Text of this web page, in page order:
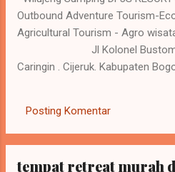
Outbound Adventure Tourism-
Agricultural Tourism - Agro
Jl Kolonel Bustomi .
Caringin . Cijeruk. Kabupaten
Merangkul harmoni kehidupan
menghargai perjalanan dan
Resort. Kebutuhan resort atau
keluar dari rutinitas dan
Posting Komentar
tempat retreat murah